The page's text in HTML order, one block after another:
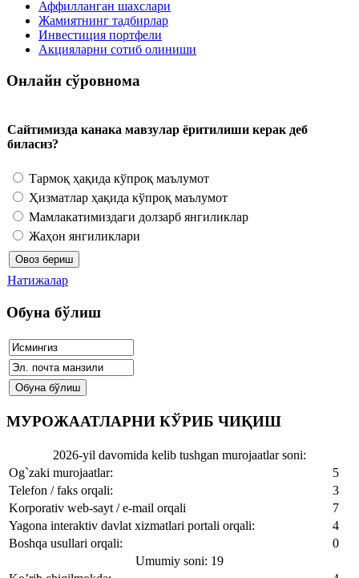
Аффилланган шахслари
Жамиятнинг тадбирлар
Инвестиция портфели
Акцияларни сотиб олиниши
Онлайн сўровнома
Сайтимизда канака мавзулар ёритилиши керак деб
биласиз?
Тармоқ ҳақида кўпроқ маълумот
Ҳизматлар ҳақида кўпроқ маълумот
Мамлакатимиздаги долзарб янгиликлар
Жаҳон янгиликлари
Натижалар
Обуна бўлиш
МУРОЖААТЛАРНИ КЎРИБ ЧИҚИШ
2026-yil davomida kelib tushgan murojaatlar soni:
Og`zaki murojaatlar:
5
Telefon / faks orqali:
3
Korporativ web-sayt / e-mail orqali
7
Yagona interaktiv davlat xizmatlari portali orqali:
4
Boshqa usullari orqali:
0
Umumiy soni: 19